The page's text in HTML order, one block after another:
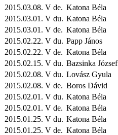
2015.03.08. V de. Katona Béla
2015.03.01. V du. Katona Béla
2015.03.01. V de. Katona Béla
2015.02.22. V du. Papp János
2015.02.22. V de. Katona Béla
2015.02.15. V du. Bazsinka József
2015.02.08. V du. Lovász Gyula
2015.02.08. V de. Boros Dávid
2015.02.01. V du. Katona Béla
2015.02.01. V de. Katona Béla
2015.01.25. V du. Katona Béla
2015.01.25. V de. Katona Béla